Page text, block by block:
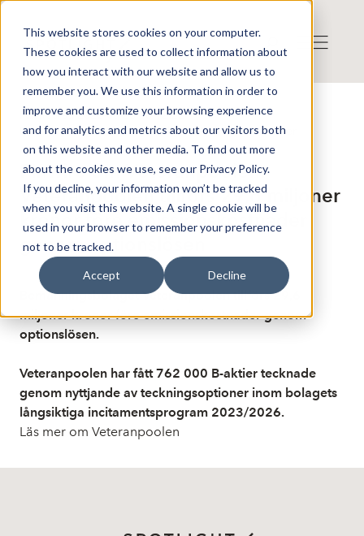
This website stores cookies on your computer.
These cookies are used to collect information about
how you interact with our website and allow us to
remember you. We use this information in order to
improve and customize your browsing experience
and for analytics and metrics about our visitors both
on this website and other media. To find out more
about the cookies we use, see our Privacy Policy.
If you decline, your information won’t be tracked
when you visit this website. A single cookie will be
used in your browser to remember your preference
not to be tracked.
Accept Decline
Publicerat: 2026-05-26 16:12:22
Detta är en nyhet från nyhetsbyrån FinwireDisclaimer
Finwire om Veteranpoolen:
Veteranpoolen tillförs 29,6 miljoner
kronor före emissionskostnader
genom optionslösen
Bemanningsbolaget Veteranpoolen tillförs 29,6
miljoner kronor före emissionskostnader genom
optionslösen.
Veteranpoolen har fått 762 000 B-aktier tecknade
genom nyttjande av teckningsoptioner inom bolagets
långsiktiga incitamentsprogram 2023/2026.
Läs mer om Veteranpoolen